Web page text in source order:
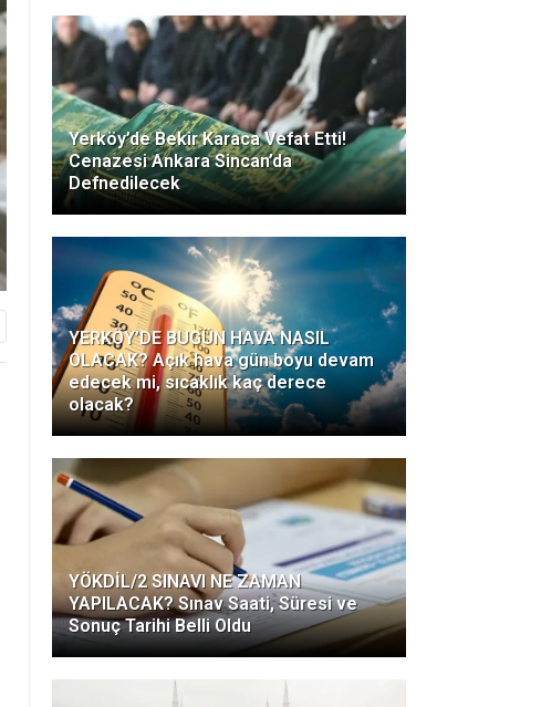
Yerköy’de Bekir Karaca Vefat Etti!
Cenazesi Ankara Sincan’da
Defnedilecek
YERKÖY’DE BUGÜN HAVA NASIL
OLACAK? Açık hava gün boyu devam
edecek mi, sıcaklık kaç derece
olacak?
YÖKDİL/2 SINAVI NE ZAMAN
YAPILACAK? Sınav Saati, Süresi ve
Sonuç Tarihi Belli Oldu